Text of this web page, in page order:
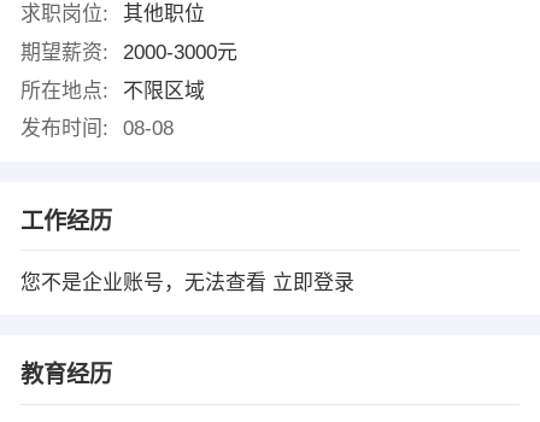
求职岗位:
其他职位
期望薪资:
2000-3000元
所在地点:
不限区域
发布时间:
08-08
工作经历
您不是企业账号，无法查看 立即登录
教育经历